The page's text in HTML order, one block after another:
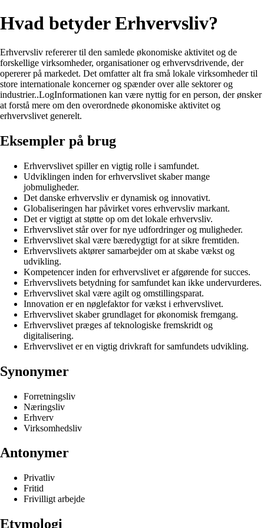
Hvad betyder Erhvervsliv?
Erhvervsliv refererer til den samlede økonomiske aktivitet og de
forskellige virksomheder, organisationer og erhvervsdrivende, der
opererer på markedet. Det omfatter alt fra små lokale virksomheder til
store internationale koncerner og spænder over alle sektorer og
industrier..LogInformationen kan være nyttig for en person, der ønsker
at forstå mere om den overordnede økonomiske aktivitet og
erhvervslivet generelt.
Eksempler på brug
Erhvervslivet spiller en vigtig rolle i samfundet.
Udviklingen inden for erhvervslivet skaber mange
jobmuligheder.
Det danske erhvervsliv er dynamisk og innovativt.
Globaliseringen har påvirket vores erhvervsliv markant.
Det er vigtigt at støtte op om det lokale erhvervsliv.
Erhvervslivet står over for nye udfordringer og muligheder.
Erhvervslivet skal være bæredygtigt for at sikre fremtiden.
Erhvervslivets aktører samarbejder om at skabe vækst og
udvikling.
Kompetencer inden for erhvervslivet er afgørende for succes.
Erhvervslivets betydning for samfundet kan ikke undervurderes.
Erhvervslivet skal være agilt og omstillingsparat.
Innovation er en nøglefaktor for vækst i erhvervslivet.
Erhvervslivet skaber grundlaget for økonomisk fremgang.
Erhvervslivet præges af teknologiske fremskridt og
digitalisering.
Erhvervslivet er en vigtig drivkraft for samfundets udvikling.
Synonymer
Forretningsliv
Næringsliv
Erhverv
Virksomhedsliv
Antonymer
Privatliv
Fritid
Frivilligt arbejde
Etymologi